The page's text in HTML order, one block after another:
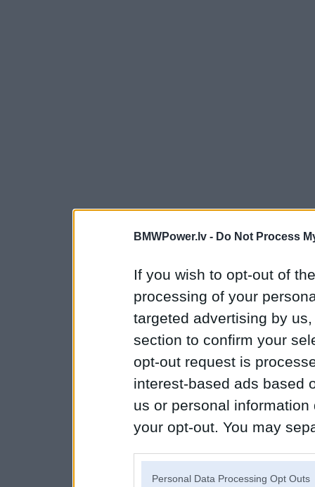
BMWPower.lv - Do Not Process
If you wish to opt-out of
processing of your
targeted advertising by
section to confirm your
opt-out request is
interest-based ads based
us or personal
your opt-out. You may
Personal Data Processing Opt Outs